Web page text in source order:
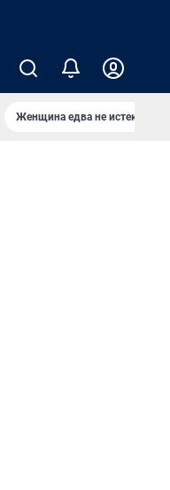
Женщина едва не истекла